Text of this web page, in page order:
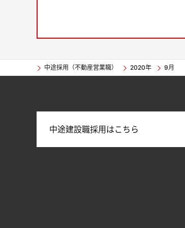
中途採用（不動産営業職） 2020年 9月
中途建設職採用はこちら